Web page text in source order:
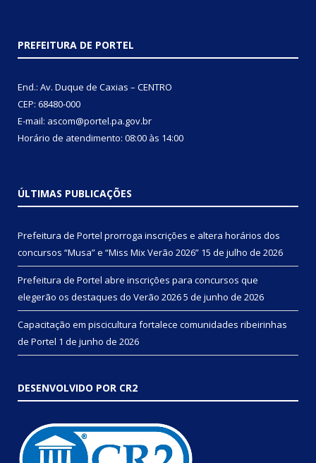
PREFEITURA DE PORTEL
End.: Av. Duque de Caxias – CENTRO
CEP: 68480-000
E-mail: ascom@portel.pa.gov.br
Horário de atendimento: 08:00 às 14:00
ÚLTIMAS PUBLICAÇÕES
Prefeitura de Portel prorroga inscrições e altera horários dos
concursos “Musa” e “Miss Mix Verão 2026” 15 de julho de 2026
Prefeitura de Portel abre inscrições para concursos que
elegerão os destaques do Verão 20265 de junho de 2026
Capacitação em piscicultura fortalece comunidades ribeirinhas
de Portel 1 de junho de 2026
DESENVOLVIDO POR CR2